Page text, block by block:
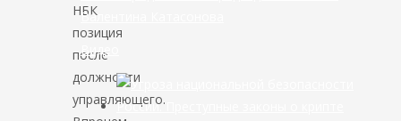
НБК
позиция
после
должности
управляющего.
Валентина Катасонова
Видео